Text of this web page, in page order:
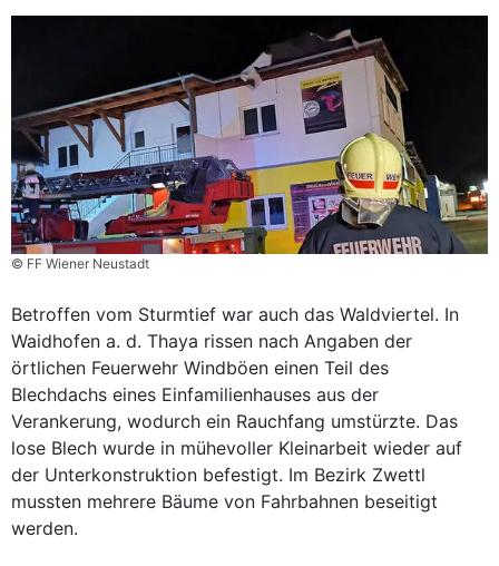
© FF Wiener Neustadt
Betroffen vom Sturmtief war auch das Waldviertel. In
Waidhofen a. d. Thaya rissen nach Angaben der
örtlichen Feuerwehr Windböen einen Teil des
Blechdachs eines Einfamilienhauses aus der
Verankerung, wodurch ein Rauchfang umstürzte. Das
lose Blech wurde in mühevoller Kleinarbeit wieder auf
der Unterkonstruktion befestigt. Im Bezirk Zwettl
mussten mehrere Bäume von Fahrbahnen beseitigt
werden.